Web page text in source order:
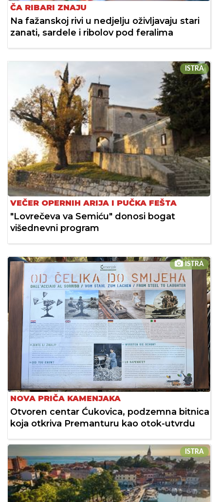
ČA RIBARI ZNAJU
Na fažanskoj rivi u nedjelju oživljavaju stari
zanati, sardele i ribolov pod feralima
ISTRA
VEČER OPERNIH ARIJA I PUČKA FEŠTA
"Lovrečeva va Semiću" donosi bogat
višednevni program
ISTRA
NOVA PRIČA KAMENJAKA
Otvoren centar Ćukovica, podzemna bitnica
koja otkriva Premanturu kao otok-utvrdu
ISTRA